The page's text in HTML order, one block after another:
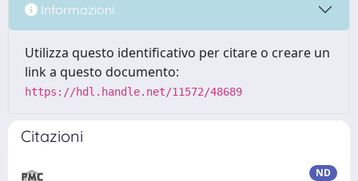
Informazioni
Utilizza questo identificativo per citare o creare un
link a questo documento:
https://hdl.handle.net/11572/48689
Citazioni
ND